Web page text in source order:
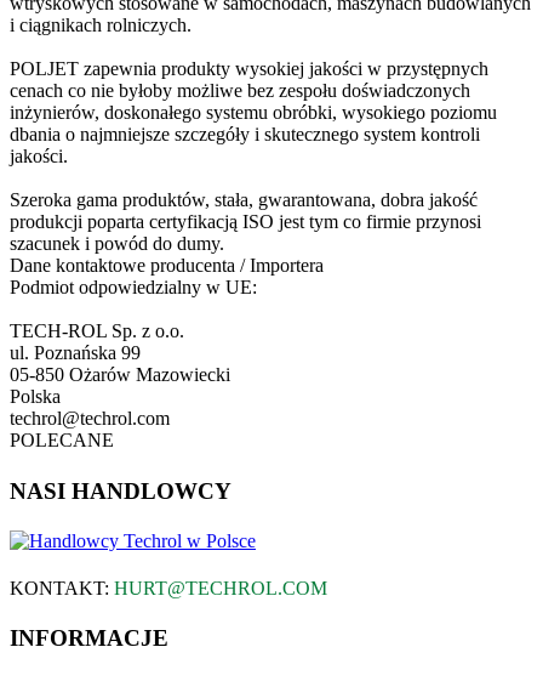
i ciągnikach rolniczych.
POLJET zapewnia produkty wysokiej jakości w przystępnych
cenach co nie byłoby możliwe bez zespołu doświadczonych
inżynierów, doskonałego systemu obróbki, wysokiego poziomu
dbania o najmniejsze szczegóły i skutecznego system kontroli
jakości.
Szeroka gama produktów, stała, gwarantowana, dobra jakość
produkcji poparta certyfikacją ISO jest tym co firmie przynosi
szacunek i powód do dumy.
Dane kontaktowe producenta / Importera
Podmiot odpowiedzialny w UE:
TECH-ROL Sp. z o.o.
ul. Poznańska 99
05-850 Ożarów Mazowiecki
Polska
techrol@techrol.com
POLECANE
NASI HANDLOWCY
KONTAKT: HURT@TECHROL.COM
INFORMACJE